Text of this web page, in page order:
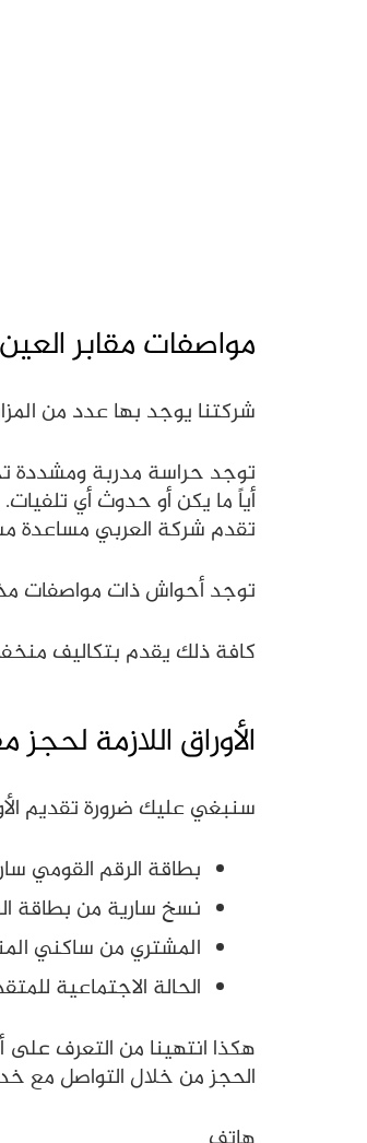
مواصفات مقابر
شركتنا يوجد بها عدد من
توجد حراسة مدربة
أياً ما يكن أو حدوث أي تلفيات.
تقدم شركة العربي مساعدة مستمرة على مدار 24 ساعة يومياً، بالإضافة لمنح
توجد أحواش ذات مواصفات
كافة ذلك يقدم بتكاليف
الأوراق اللازمة
سنبغي عليك ضرورة تقديم
بطاقة الرقم القومي
نسخ سارية من بطاقة
المشتري من ساكني
الحالة الاجتماعية
هكذا انتهينا من التعرف على
الحجز من خلال التواصل مع